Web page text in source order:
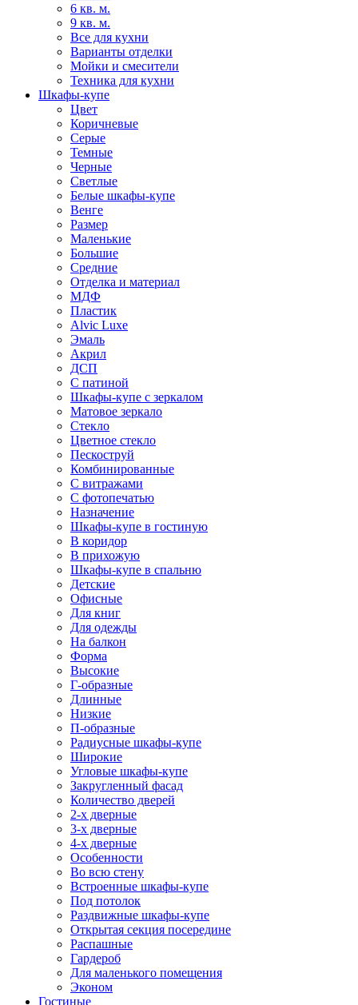
6 кв. м.
9 кв. м.
Все для кухни
Варианты отделки
Мойки и смесители
Техника для кухни
Шкафы-купе
Цвет
Коричневые
Серые
Темные
Черные
Светлые
Белые шкафы-купе
Венге
Размер
Маленькие
Большие
Средние
Отделка и материал
МДФ
Пластик
Alvic Luxe
Эмаль
Акрил
ДСП
С патиной
Шкафы-купе с зеркалом
Матовое зеркало
Стекло
Цветное стекло
Пескоструй
Комбинированные
С витражами
С фотопечатью
Назначение
Шкафы-купе в гостиную
В коридор
В прихожую
Шкафы-купе в спальню
Детские
Офисные
Для книг
Для одежды
На балкон
Форма
Высокие
Г-образные
Длинные
Низкие
П-образные
Радиусные шкафы-купе
Широкие
Угловые шкафы-купе
Закругленный фасад
Количество дверей
2-х дверные
3-х дверные
4-х дверные
Особенности
Во всю стену
Встроенные шкафы-купе
Под потолок
Раздвижные шкафы-купе
Открытая секция посередине
Распашные
Гардероб
Для маленького помещения
Эконом
Гостиные